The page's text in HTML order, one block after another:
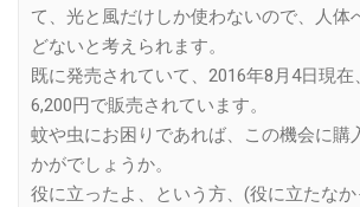
て、光と風だけしか使わないので、人体
どないと考えられます。
既に発売されていて、2016年8月4日現在、
6,200円で販売されています。
蚊や虫にお困りであれば、この機会に購
かがでしょうか。
役に立ったよ、という方、(役に立たな